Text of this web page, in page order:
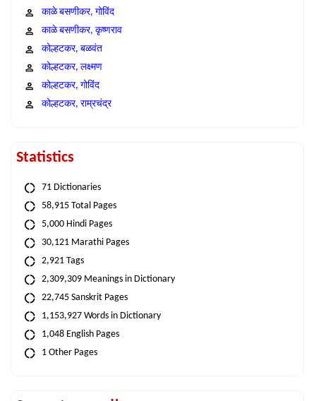
काळे बसणीकर, गोविंद
काळे बसणीकर, कृष्णराव
कोल्हटकर, बळवंत
कोल्हटकर, लक्ष्मण
कोल्हटकर, गोविंद
कोल्हटकर, राम्रचंद्र
Statistics
71 Dictionaries
58,915 Total Pages
5,000 Hindi Pages
30,121 Marathi Pages
2,921 Tags
2,309,309 Meanings in Dictionary
22,745 Sanskrit Pages
1,153,927 Words in Dictionary
1,048 English Pages
1 Other Pages